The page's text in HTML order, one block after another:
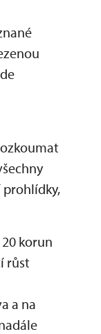
prohlídky,
korun
růst
a na